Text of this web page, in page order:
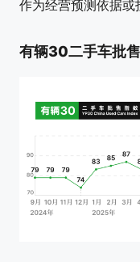
作为经营预测依据或
有辆30二手车批